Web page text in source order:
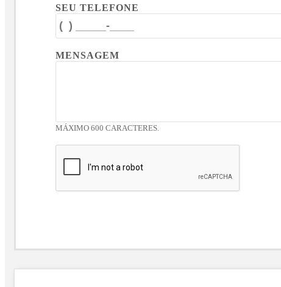
SEU TELEFONE
MENSAGEM
MÁXIMO 600 CARACTERES.